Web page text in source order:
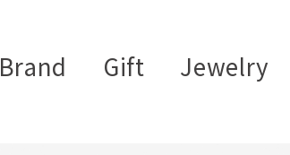
Brand Gift Jewelry